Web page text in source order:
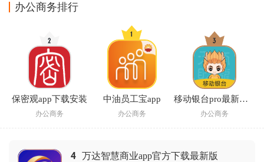
办公商务排行
保密观app下载安装
办公商务
中油员工宝app
办公商务
移动银台pro最新版本
办公商务
4 万达智慧商业app官方下载最新版